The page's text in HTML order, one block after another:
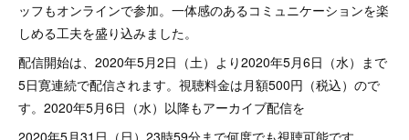
ッフもオンラインで参加。一体感のあるコミュニケーションを楽
しめる工夫を盛り込みました。
配信開始は、2020年5月2日（土）より2020年5月6日（水）まで
5日寛連続で配信されます。視聴料金は月額500円（税込）ので
す。2020年5月6日（水）以降もアーカイブ配信を
2020年5月31日（日）23時59分まで何度でも視聴可能です。